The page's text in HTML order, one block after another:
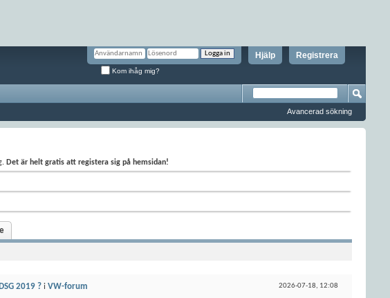
Registrera
Hjälp
Kom ihåg mig?
Avancerad sökning
Det är helt gratis att registera sig på hemsidan!
2026-07-18, 12:08
2019 ? i VW-forum